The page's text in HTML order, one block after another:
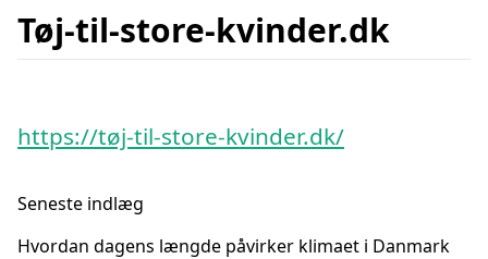
Tøj-til-store-kvinder.dk
https://tøj-til-store-kvinder.dk/
Seneste indlæg
Hvordan dagens længde påvirker klimaet i Danmark